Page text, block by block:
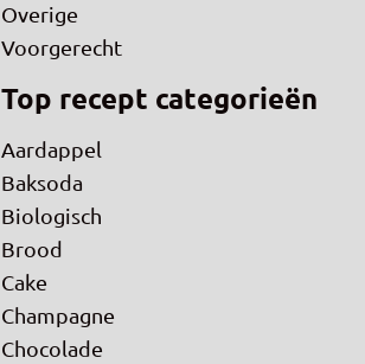
Overige
Voorgerecht
Top recept categorieën
Aardappel
Baksoda
Biologisch
Brood
Cake
Champagne
Chocolade